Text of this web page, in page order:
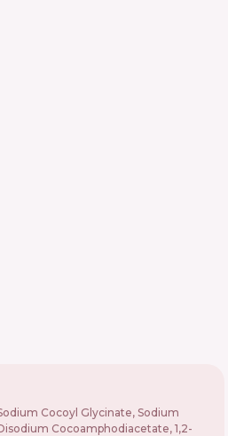
Cocoyl Glycinate, Sodium
Cocoamphodiacetate, 1,2-